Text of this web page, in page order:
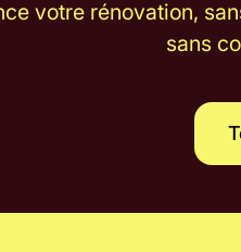
votre rénovation,
sans